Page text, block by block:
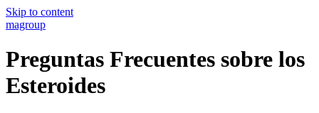
Skip to content
magroup
Preguntas Frecuentes sobre los
Esteroides